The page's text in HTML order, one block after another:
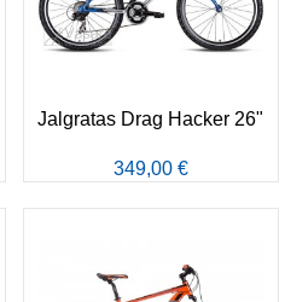
Jalgratas Drag Hacker 26"
349,00 €